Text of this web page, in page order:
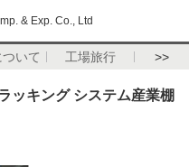
& Exp. Co., Ltd
いて 工場旅行 >>
ッキング システム産業棚